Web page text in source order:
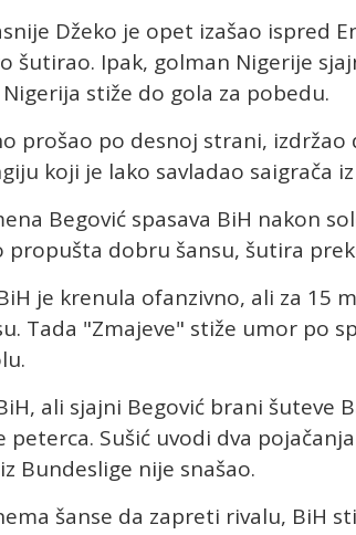
Džeko je opet izašao ispred
šutirao. Ipak, golman Nigerije
stiže do gola za pobedu.
prošao po desnoj strani, izdržao
koji je lako savladao saigrača
Begović spasava BiH nakon
propušta dobru šansu, šutira
je krenula ofanzivno, ali za 15
Tada "Zmajeve" stiže umor po
ali sjajni Begović brani šuteve
peterca. Sušić uvodi dva
Bundeslige nije snašao.
šanse da zapreti rivalu, BiH